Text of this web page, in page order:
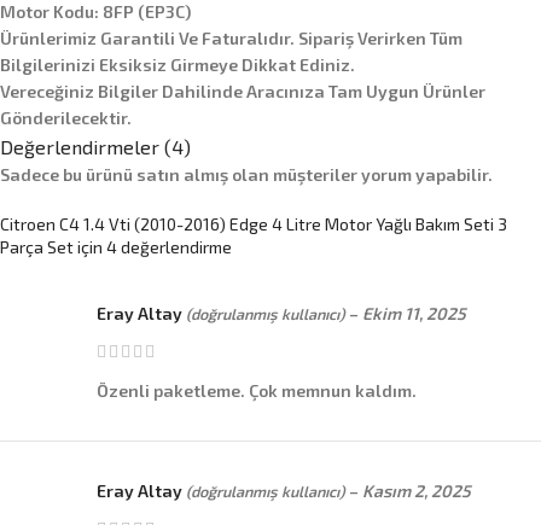
Motor Kodu: 8FP (EP3C)
Ürünlerimiz Garantili Ve Faturalıdır. Sipariş Verirken Tüm
Bilgilerinizi Eksiksiz Girmeye Dikkat Ediniz.
Vereceğiniz Bilgiler Dahilinde Aracınıza Tam Uygun Ürünler
Gönderilecektir.
Değerlendirmeler (4)
Citroen C4 1.4 Vti (2010-2016) Edge 4 Litre Motor Yağlı Bakım Seti 3
Parça Setiçin 4 değerlendirme
Eray Altay (doğrulanmış kullanıcı) – Ekim 11, 2025
Özenli paketleme. Çok memnun kaldım.
Eray Altay (doğrulanmış kullanıcı) – Kasım 2, 2025
Sadece bu ürünü satın almış olan müşteriler yorum yapabilir.